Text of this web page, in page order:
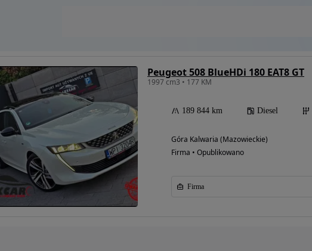
Peugeot 508 BlueHDi 180 EAT8 GT
1997 cm3 • 177 KM
189 844 km Diesel
Góra Kalwaria (Mazowieckie)
Firma • Opublikowano
Firma